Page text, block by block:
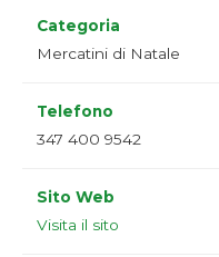
Categoria
Mercatini di Natale
Telefono
347 400 9542
Sito Web
Visita il sito